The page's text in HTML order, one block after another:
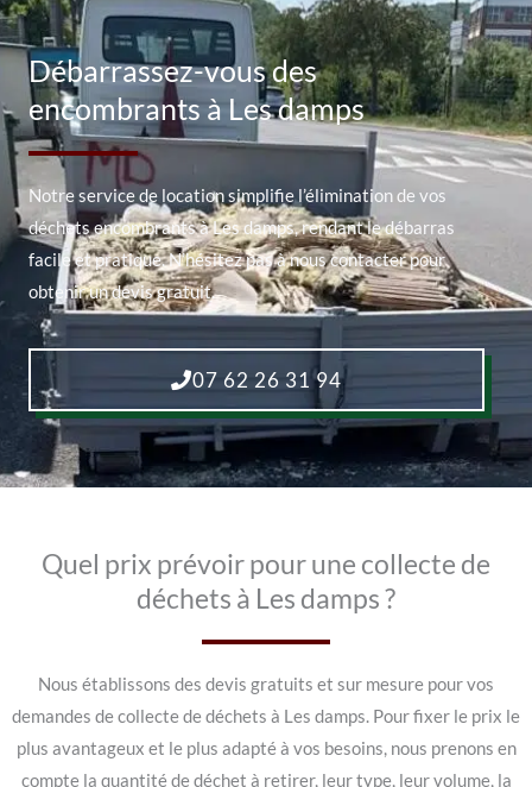
Débarrassez-vous des
encombrants à Les damps
Notre service de location simplifie l’élimination de vos
déchets encombrants à Les damps, rendant le débarras
facile et pratique. N’hésitez pas à nous contacter pour
obtenir un devis gratuit.
07 62 26 31 94
Quel prix prévoir pour une collecte de
déchets à Les damps ?
Nous établissons des devis gratuits et sur mesure pour vos
demandes de collecte de déchets à Les damps. Pour fixer le prix le
plus avantageux et le plus adapté à vos besoins, nous prenons en
compte la quantité de déchet à retirer, leur type, leur volume, la